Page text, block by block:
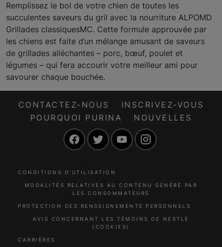
Remplissez le bol de votre chien de toutes les
succulentes saveurs du gril avec la nourriture ALPOMD
Grillades classiquesMC. Cette formule approuvée par
les chiens est faite d’un mélange amusant de saveurs
de grillades alléchantes – porc, bœuf, poulet et
légumes – qui fera accourir votre meilleur ami pour
savourer chaque bouchée.
CONTACTEZ-NOUS
INSCRIVEZ-VOUS
POURQUOI PURINA
NOUVELLES
FacebookTwitter YouTube
CONDITIONS D’UTILISATION
MODALITÉS RELATIVES AU CONTENU GÉNÉRÉ PAR
LES CONSOMMATEURS
PROTECTION DES RENSEIGNEMENTS PERSONNELS
AVIS CONCERNANT LES TÉMOINS DE NESTLÉ
(COOKIES)
CARRIÈRES